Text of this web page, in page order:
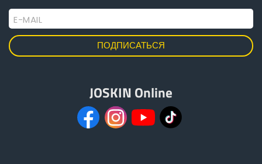
한국의
E-MAIL
JOSKIN Online